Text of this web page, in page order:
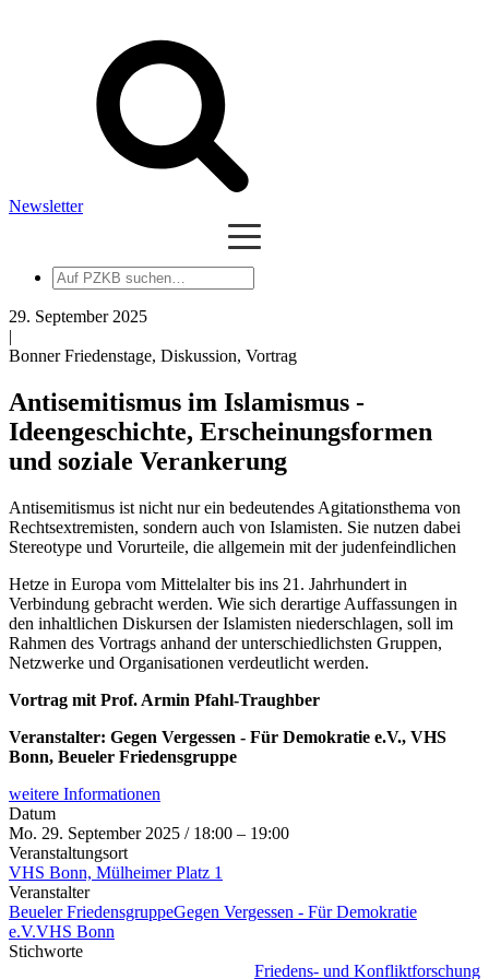
Newsletter
Auf
PZKB
suchen
29. September 2025
|
Bonner Friedenstage, Diskussion, Vortrag
Antisemitismus im Islamismus -
Ideengeschichte, Erscheinungsformen
und soziale Verankerung
Antisemitismus ist nicht nur ein bedeutendes Agitationsthema von
Rechtsextremisten, sondern auch von Islamisten. Sie nutzen dabei
Stereotype und Vorurteile, die allgemein mit der judenfeindlichen
Hetze in Europa vom Mittelalter bis ins 21. Jahrhundert in
Verbindung gebracht werden. Wie sich derartige Auffassungen in
den inhaltlichen Diskursen der Islamisten niederschlagen, soll im
Rahmen des Vortrags anhand der unterschiedlichsten Gruppen,
Netzwerke und Organisationen verdeutlicht werden.
Vortrag mit Prof. Armin Pfahl-Traughber
Veranstalter: Gegen Vergessen - Für Demokratie e.V., VHS
Bonn, Beueler Friedensgruppe
weitere Informationen
Datum
Mo. 29. September 2025 / 18:00 – 19:00
Veranstaltungsort
VHS Bonn, Mülheimer Platz 1
Veranstalter
Beueler FriedensgruppeGegen Vergessen - Für Demokratie
e.V.VHS Bonn
Stichworte
Friedens- und Konfliktforschung